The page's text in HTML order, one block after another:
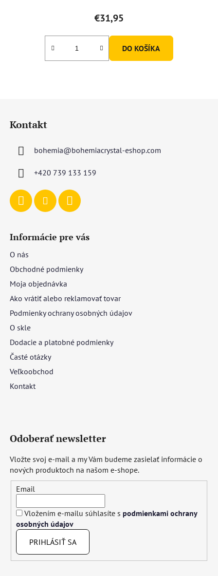
€31,95
DO KOŠÍKA
Kontakt
bohemia@bohemiacrystal-eshop.com
+420 739 133 159
Informácie pre vás
O nás
Obchodné podmienky
Moja objednávka
Ako vrátiť alebo reklamovať tovar
Podmienky ochrany osobných údajov
O skle
Dodacie a platobné podmienky
Časté otázky
Veľkoobchod
Kontakt
Odoberať newsletter
Vložte svoj e-mail a my Vám budeme zasielať informácie o
nových produktoch na našom e-shope.
Email
Vložením e-mailu súhlasíte s podmienkami ochrany
osobných údajov
PRIHLÁSIŤ SA